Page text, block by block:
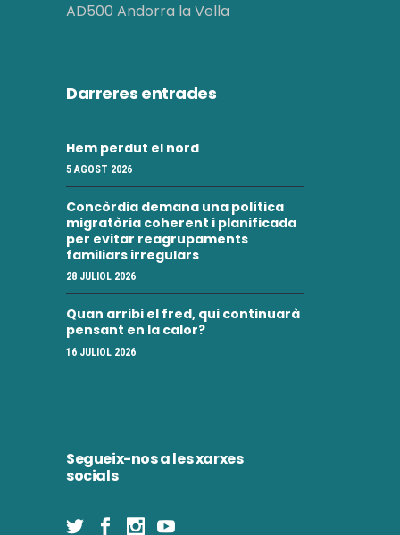
AD500 Andorra la Vella
Darreres entrades
Hem perdut el nord
5 AGOST 2026
Concòrdia demana una política
migratòria coherent i planificada
per evitar reagrupaments
familiars irregulars
28 JULIOL 2026
Quan arribi el fred, qui continuarà
pensant en la calor?
16 JULIOL 2026
Segueix-nos a les xarxes
socials